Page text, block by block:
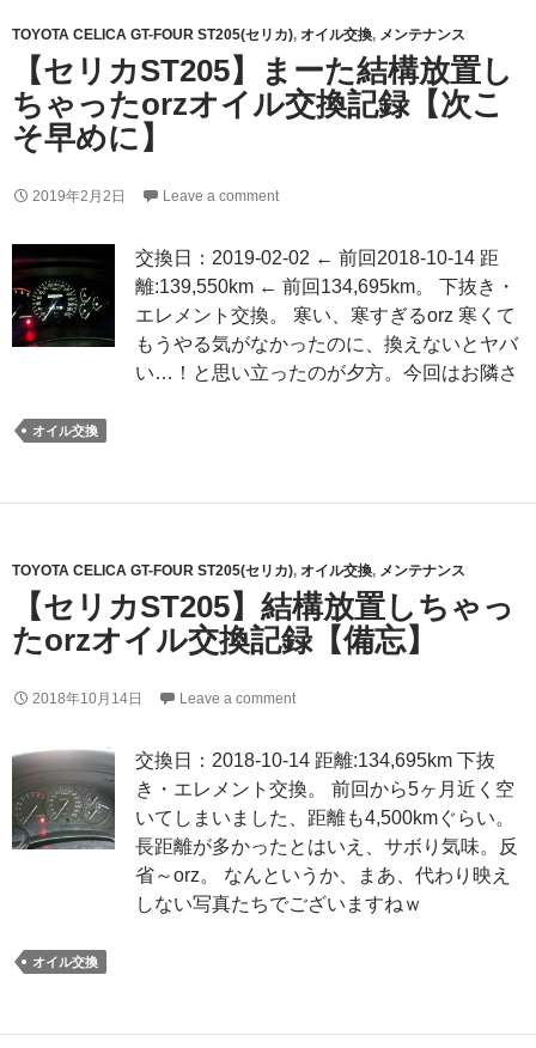
TOYOTA CELICA GT-FOUR ST205(セリカ), オイル交換, メンテナンス
【セリカST205】まーた結構放置し
ちゃったorzオイル交換記録【次こ
そ早めに】
2019年2月2日 Leave a comment
交換日：2019-02-02 ← 前回2018-10-14 距
離:139,550km ← 前回134,695km。 下抜き・
エレメント交換。 寒い、寒すぎるorz 寒くて
もうやる気がなかったのに、換えないとヤバ
い…！と思い立ったのが夕方。今回はお隣さ
オイル交換
TOYOTA CELICA GT-FOUR ST205(セリカ), オイル交換, メンテナンス
【セリカST205】結構放置しちゃっ
たorzオイル交換記録【備忘】
2018年10月14日 Leave a comment
交換日：2018-10-14 距離:134,695km 下抜
き・エレメント交換。 前回から5ヶ月近く空
いてしまいました、距離も4,500kmぐらい。
長距離が多かったとはいえ、サボり気味。反
省～orz。 なんというか、まあ、代わり映え
しない写真たちでございますねｗ
オイル交換